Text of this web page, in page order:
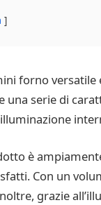
forno
serie di
è
Con un
grazie